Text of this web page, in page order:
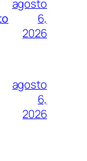
agosto
6,
2026
agosto
6,
2026